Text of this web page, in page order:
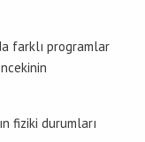
farklı programlar
fiziki durumları